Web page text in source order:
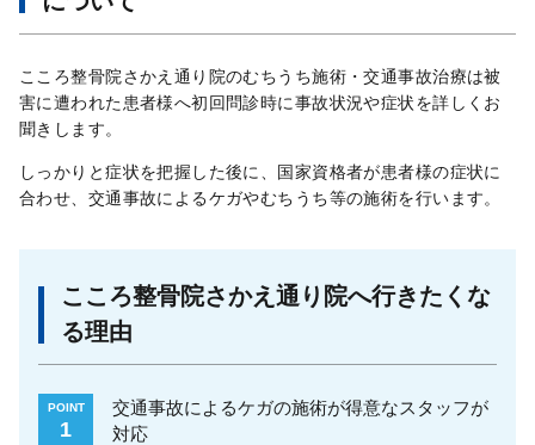
こころ整骨院さかえ通り院のむちうち施術・交通事故治療は被
害に遭われた患者様へ初回問診時に事故状況や症状を詳しくお
聞きします。
しっかりと症状を把握した後に、国家資格者が患者様の症状に
合わせ、交通事故によるケガやむちうち等の施術を行います。
こころ整骨院さかえ通り院へ行きたくな
る理由
POINT
1
交通事故によるケガの施術が得意なスタッフが
対応